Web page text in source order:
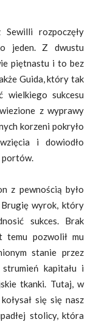
rozpoczęły
jeden. Z dwustu
piętnastu i to bez
Guida, który tak
wielkiego sukcesu
z wyprawy
korzeni pokryło
i dowiodło
portów.
z pewnością było
wyrok, który
sukces. Brak
temu pozwolił mu
stanie przez
kapitału i
tkanki. Tutaj, w
się się nasz
stolicy, która